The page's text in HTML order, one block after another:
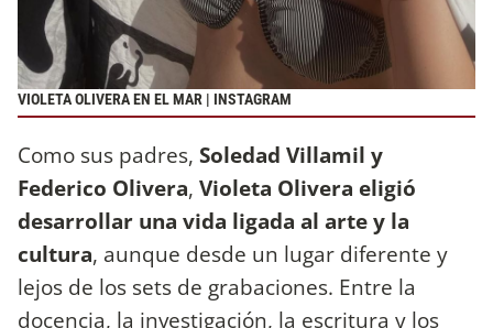
VIOLETA OLIVERA EN EL MAR | INSTAGRAM
Como sus padres, Soledad Villamil y
Federico Olivera, Violeta Olivera eligió
desarrollar una vida ligada al arte y la
cultura, aunque desde un lugar diferente y
lejos de los sets de grabaciones. Entre la
docencia, la investigación, la escritura y los